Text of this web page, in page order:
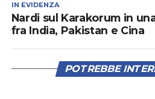
IN EVIDENZA
Nardi sul Karakorum in
fra India, Pakistan e Cina
POTREBBE